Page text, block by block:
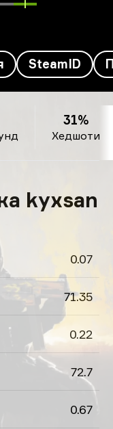
SteamID
Хедшоти
31%
kyxsan
0.07
71.35
0.22
72.7
0.67